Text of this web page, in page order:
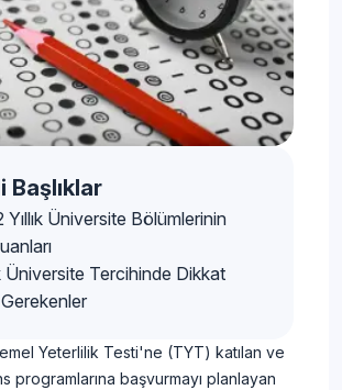
Başlıklar
Yıllık Üniversite Bölümlerinin
Üniversite Tercihinde Dikkat
Yeterlilik Testi'ne (TYT) katılan ve
programlarına başvurmayı planlayan